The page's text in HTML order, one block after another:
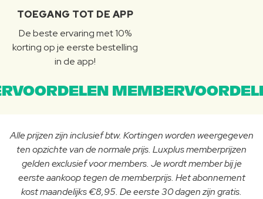
TOEGANG TOT DE APP
De beste ervaring met 10%
korting op je eerste bestelling
in de app!
Alle prijzen zijn inclusief btw. Kortingen worden weergegeven
ten opzichte van de normale prijs. Luxplus memberprijzen
gelden exclusief voor members. Je wordt member bij je
eerste aankoop tegen de memberprijs. Het abonnement
kost maandelijks €8,95. De eerste 30 dagen zijn gratis.